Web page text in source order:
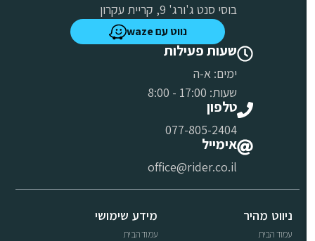
בוסי סנט ג'ורג' 9, קריית עקרון
נווט עם waze
שעות פעילות
ימים: א-ה
שעות: 17:00 - 8:00
טלפון
077-805-2404
אימייל
office@rider.co.il
ניווט מהיר
עמוד הבית
מידע שימושי
עמוד הבית